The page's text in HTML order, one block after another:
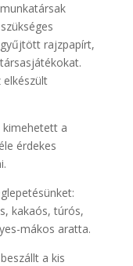
rajzpapírt,
elkészült
kimehetett a
érdekes
kakaós, túrós,
mákos aratta.
a kis